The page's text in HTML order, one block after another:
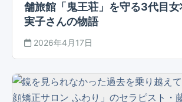
舗旅館「鬼王荘」を守る3代目
実子さんの物語
2026年4月17日